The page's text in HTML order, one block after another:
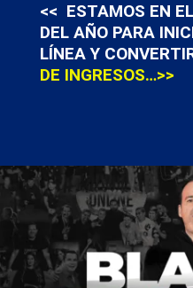
<< ESTAMOS EN
DEL AÑO PARA
LÍNEA Y
DE INGRESOS…>>